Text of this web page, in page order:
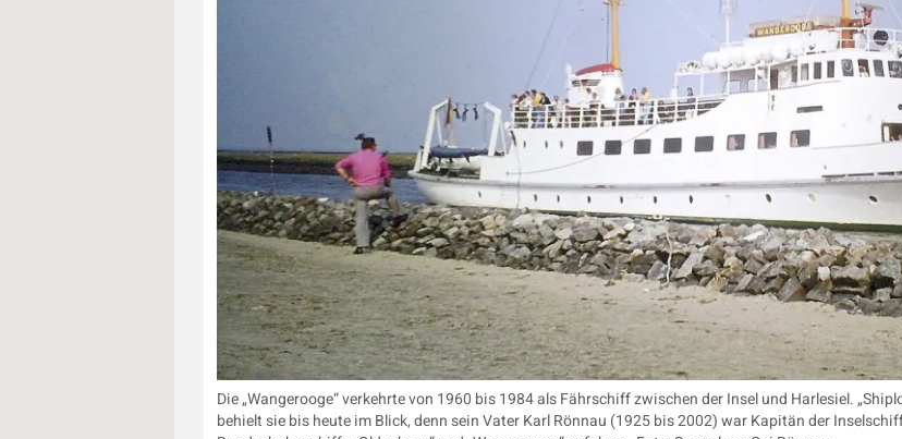
Die „Wangerooge“ verkehrte von 1960 bis 1984 als Fährschiff zwischen der Insel und Harlesiel.
behielt sie bis heute im Blick, denn sein Vater Karl Rönnau (1925 bis 2002) war Kapitän der